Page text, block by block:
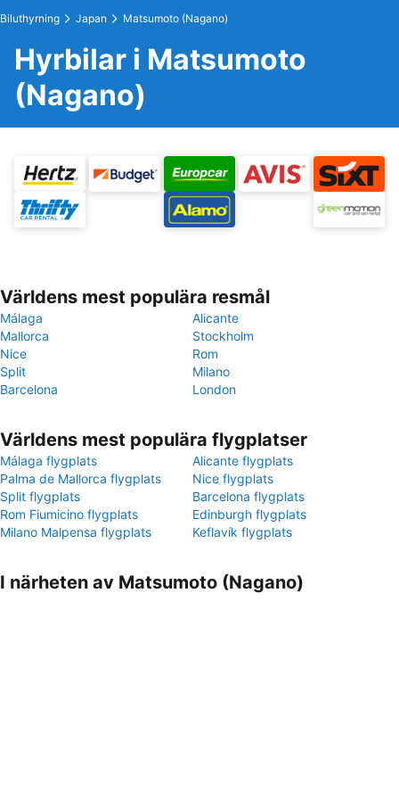
Biluthyrning Japan Matsumoto (Nagano)
Hyrbilar i Matsumoto
(Nagano)
Världens mest populära resmål
Málaga
Alicante
Mallorca
Stockholm
Nice
Rom
Split
Milano
Barcelona
London
Världens mest populära flygplatser
Málaga flygplats
Alicante flygplats
Palma de Mallorca flygplats
Nice flygplats
Split flygplats
Barcelona flygplats
Rom Fiumicino flygplats
Edinburgh flygplats
Milano Malpensa flygplats
Keflavík flygplats
I närheten av Matsumoto (Nagano)